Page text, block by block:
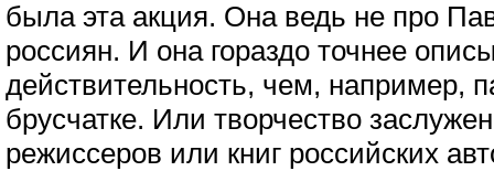
была эта акция. Она ведь не про
россиян. И она гораздо точнее
действительность, чем, например,
брусчатке. Или творчество
режиссеров или книг российских